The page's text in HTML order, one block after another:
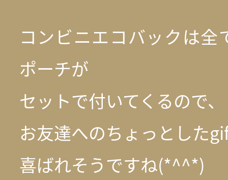
コンビニエコバックは全
ポーチが
セットで付いてくるので、
お友達へのちょっとした
喜ばれそうですね(*^^*)